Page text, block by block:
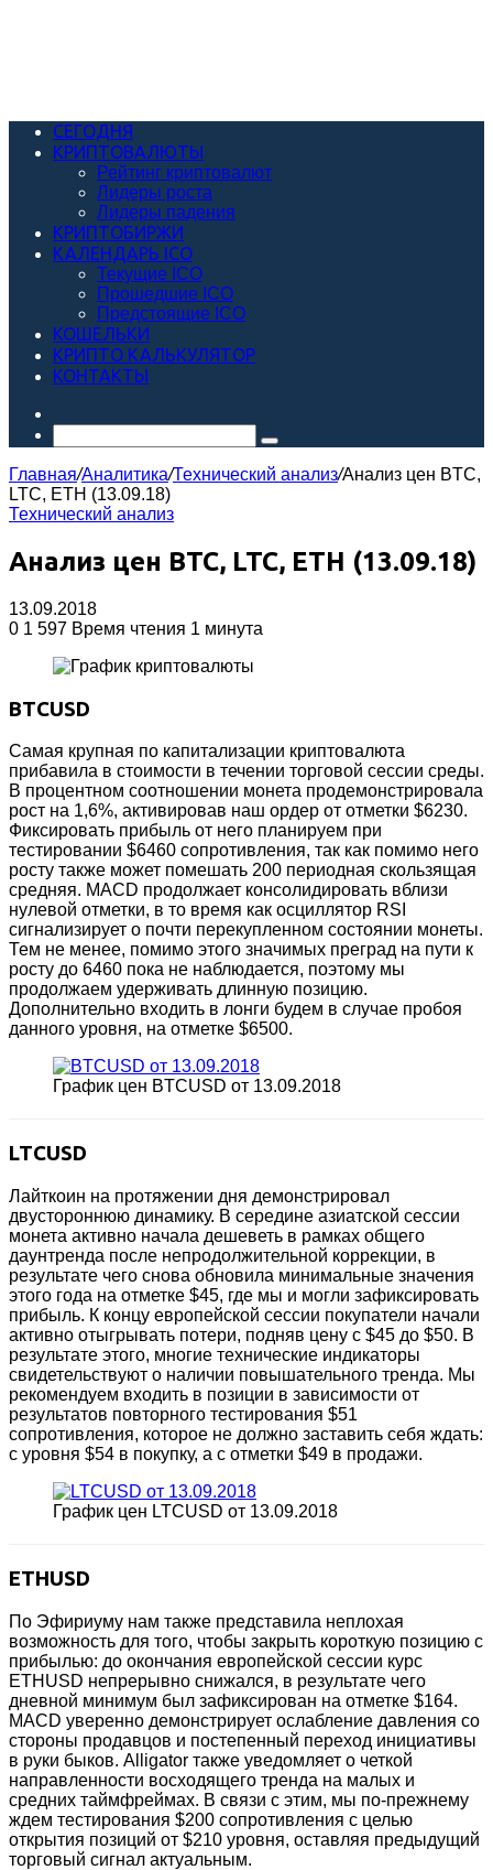
СЕГОДНЯ
КРИПТОВАЛЮТЫ
Рейтинг криптовалют
Лидеры роста
Лидеры падения
КРИПТОБИРЖИ
КАЛЕНДАРЬ ICO
Текущие ICO
Прошедшие ICO
Предстоящие ICO
КОШЕЛЬКИ
КРИПТО КАЛЬКУЛЯТОР
КОНТАКТЫ
Искать
Главная/Аналитика/Технический анализ/Анализ цен BTC,
LTC, ETH (13.09.18)
Технический анализ
Анализ цен BTC, LTC, ETH (13.09.18)
13.09.2018
0 1 597 Время чтения 1 минута
BTCUSD
Самая крупная по капитализации криптовалюта
прибавила в стоимости в течении торговой сессии среды.
В процентном соотношении монета продемонстрировала
рост на 1,6%, активировав наш ордер от отметки $6230.
Фиксировать прибыль от него планируем при
тестировании $6460 сопротивления, так как помимо него
росту также может помешать 200 периодная скользящая
средняя. MACD продолжает консолидировать вблизи
нулевой отметки, в то время как осциллятор RSI
сигнализирует о почти перекупленном состоянии монеты.
Тем не менее, помимо этого значимых преград на пути к
росту до 6460 пока не наблюдается, поэтому мы
продолжаем удерживать длинную позицию.
Дополнительно входить в лонги будем в случае пробоя
данного уровня, на отметке $6500.
График цен BTCUSD от 13.09.2018
LTCUSD
Лайткоин на протяжении дня демонстрировал
двустороннюю динамику. В середине азиатской сессии
монета активно начала дешеветь в рамках общего
даунтренда после непродолжительной коррекции, в
результате чего снова обновила минимальные значения
этого года на отметке $45, где мы и могли зафиксировать
прибыль. К концу европейской сессии покупатели начали
активно отыгрывать потери, подняв цену с $45 до $50. В
результате этого, многие технические индикаторы
свидетельствуют о наличии повышательного тренда. Мы
рекомендуем входить в позиции в зависимости от
результатов повторного тестирования $51
сопротивления, которое не должно заставить себя ждать:
с уровня $54 в покупку, а с отметки $49 в продажи.
График цен LTCUSD от 13.09.2018
ETHUSD
По Эфириуму нам также представила неплохая
возможность для того, чтобы закрыть короткую позицию с
прибылью: до окончания европейской сессии курс
ETHUSD непрерывно снижался, в результате чего
дневной минимум был зафиксирован на отметке $164.
MACD уверенно демонстрирует ослабление давления со
стороны продавцов и постепенный переход инициативы
в руки быков. Alligator также уведомляет о четкой
направленности восходящего тренда на малых и
средних таймфреймах. В связи с этим, мы по-прежнему
ждем тестирования $200 сопротивления с целью
открытия позиций от $210 уровня, оставляя предыдущий
торговый сигнал актуальным.